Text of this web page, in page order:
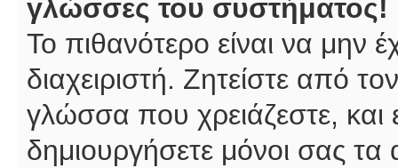
γλώσσες του συστήματος!
Το πιθανότερο είναι να μην
διαχειριστή. Ζητείστε από
γλώσσα που χρειάζεστε, και
δημιουργήσετε μόνοι σας